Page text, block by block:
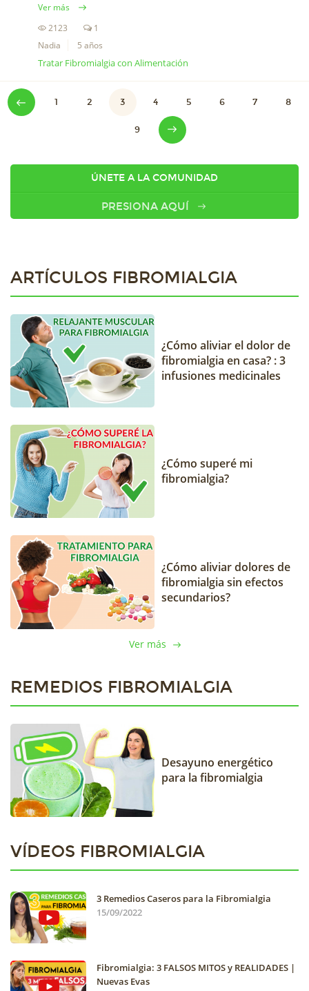
Ver más
2123
1
Nadia
5 años
Tratar Fibromialgia con Alimentación
1 2 3 4 5 6 7 8
9
ÚNETE A LA COMUNIDAD
PRESIONA AQUÍ
ARTÍCULOS FIBROMIALGIA
¿Cómo aliviar el dolor de
fibromialgia en casa? : 3
infusiones medicinales
¿Cómo superé mi
fibromialgia?
¿Cómo aliviar dolores de
fibromialgia sin efectos
secundarios?
Ver más
REMEDIOS FIBROMIALGIA
Desayuno energético
para la fibromialgia
VÍDEOS FIBROMIALGIA
3 Remedios Caseros para la Fibromialgia
15/09/2022
Fibromialgia: 3 FALSOS MITOS y REALIDADES |
Nuevas Evas